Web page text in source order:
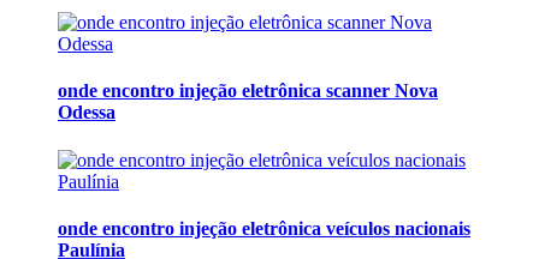
onde encontro injeção eletrônica scanner Nova
Odessa
onde encontro injeção eletrônica veículos nacionais
Paulínia